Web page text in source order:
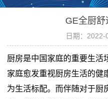
GE全厨
日期：2022-
厨房是中国家庭的重要生活
家庭愈发重视厨房生活的健
为生活标配。而伴随对于厨